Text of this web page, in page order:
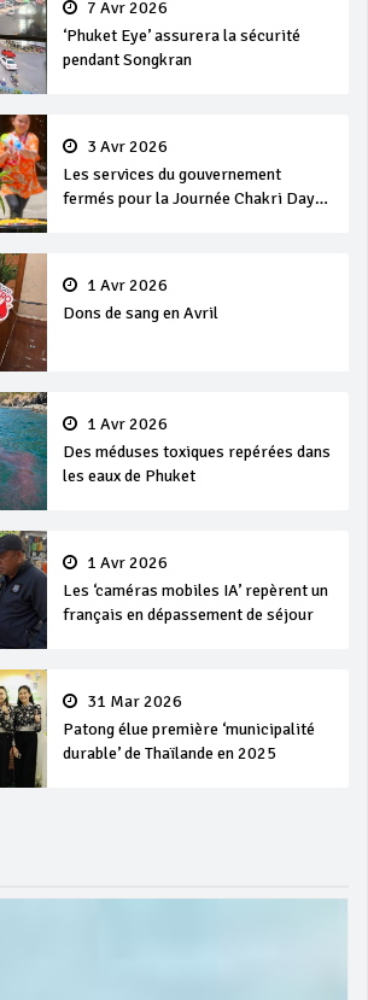
7 Avr 2026
‘Phuket Eye’ assurera la sécurité
pendant Songkran
3 Avr 2026
Les services du gouvernement
fermés pour la Journée Chakri Day
1 Avr 2026
Dons de sang en Avril
1 Avr 2026
Des méduses toxiques repérées dans
les eaux de Phuket
1 Avr 2026
Les ‘caméras mobiles IA’ repèrent un
français en dépassement de séjour
31 Mar 2026
Patong élue première ‘municipalité
durable’ de Thaïlande en 2025